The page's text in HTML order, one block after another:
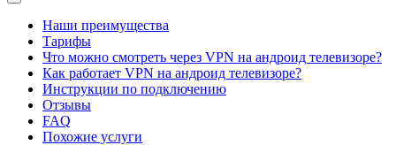
Наши преимущества
Тарифы
Что можно смотреть через VPN на андроид телевизоре?
Как работает VPN на андроид телевизоре?
Инструкции по подключению
Отзывы
FAQ
Похожие услуги